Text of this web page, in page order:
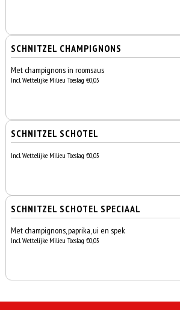
SCHNITZEL CHAMPIGNONS
Met champignons in roomsaus
Incl. Wettelijke Milieu Toeslag €0,05
SCHNITZEL SCHOTEL
Incl. Wettelijke Milieu Toeslag €0,05
SCHNITZEL SCHOTEL SPECIAAL
Met champignons, paprika, ui en spek
Incl. Wettelijke Milieu Toeslag €0,05